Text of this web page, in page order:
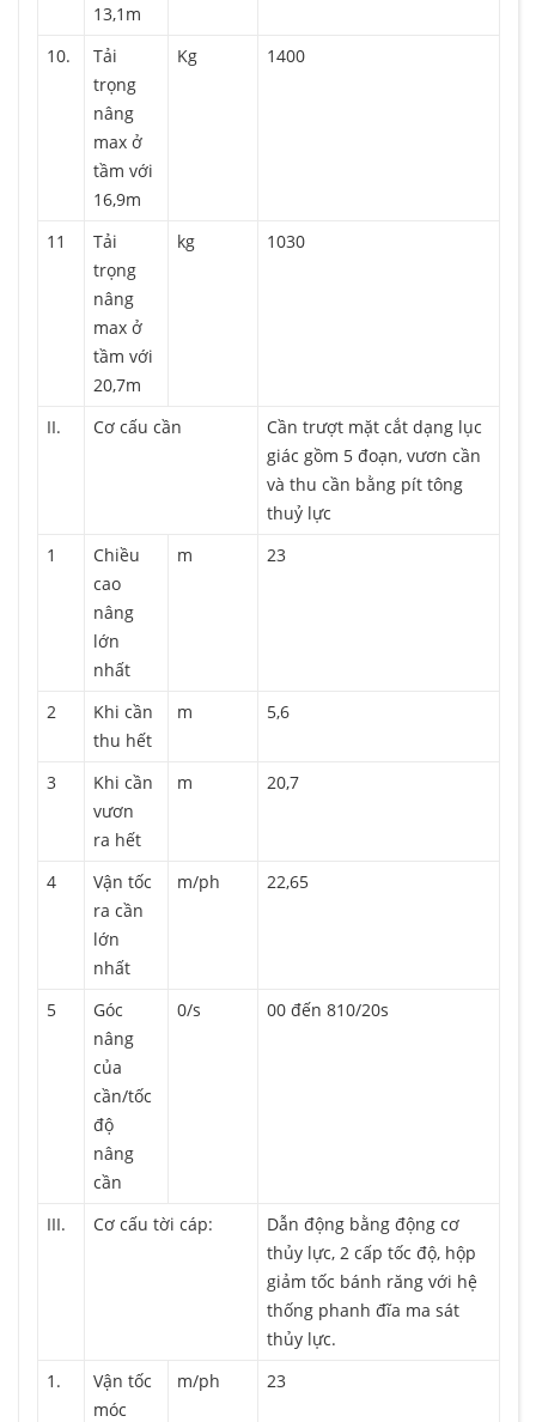
13,1m
10.
Tải
trọng
nâng
max ở
tầm với
16,9m
Kg 1400
11
Tải
trọng
nâng
max ở
tầm với
20,7m
kg 1030
II. Cơ cấu cần
Cần trượt mặt cắt dạng lục
giác gồm 5 đoạn, vươn cần
và thu cần bằng pít tông
thuỷ lực
1
Chiều
cao
nâng
lớn
nhất
m 23
2
Khi cần
thu hết
m 5,6
3
Khi cần
vươn
ra hết
m 20,7
4
Vận tốc
ra cần
lớn
nhất
m/ph 22,65
5
Góc
nâng
của
cần/tốc
độ
nâng
cần
0/s 00 đến 810/20s
III. Cơ cấu tời cáp:
Dẫn động bằng động cơ
thủy lực, 2 cấp tốc độ, hộp
giảm tốc bánh răng với hệ
thống phanh đĩa ma sát
thủy lực.
1.
Vận tốc
móc
m/ph 23